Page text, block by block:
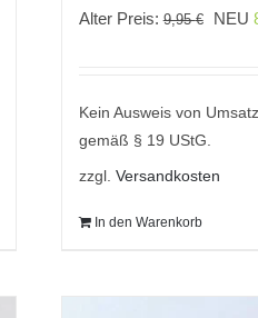
Alter Preis: 9,95€
9,95 €
NEU
Kein Ausweis von
gemäß § 19 UStG.
zzgl. Versandkosten
In den Warenkorb